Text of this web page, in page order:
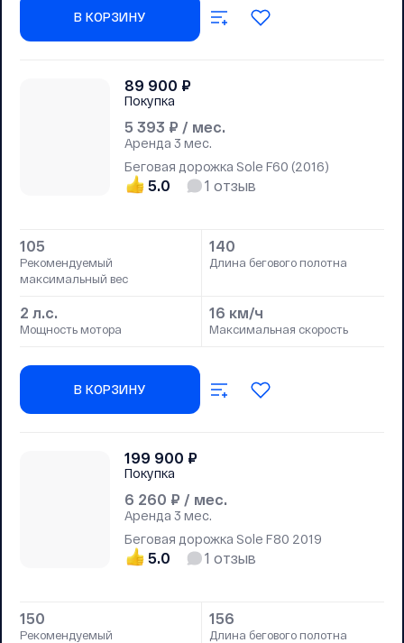
В КОРЗИНУ
5 393 ₽ / мес.
Аренда 3 мес.
89 900 ₽
Покупка
Беговая дорожка Sole F60 (2016)
5.0 1 отзыв
105
Рекомендуемый
максимальный вес
140
Длина бегового полотна
2 л.с.
Мощность мотора
16 км/ч
Максимальная скорость
В КОРЗИНУ
6 260 ₽ / мес.
Аренда 3 мес.
199 900 ₽
Покупка
Беговая дорожка Sole F80 2019
5.0 1 отзыв
150
Рекомендуемый
156
Длина бегового полотна